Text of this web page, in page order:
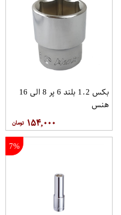
بکس 1.2 بلند 6 پر 8 الی 16
هنس
۱۵۴,۰۰۰
7%